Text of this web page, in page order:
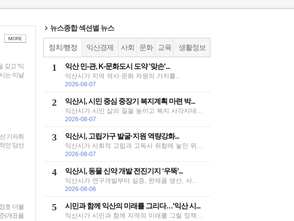
갖고 '익
는 이날
기자회
인 당선
호 더불
(개표율
뉴스종합 섹션별 뉴스
정치/행정 익산경제 사회 문화 교육 생활정보
1 익산 민-관, K-문화도시 도약 '맞손'...
익산시가 지역 역사·문화 자원의 가치를...
2026-08-07
2 익산시, 시민 중심 중장기 복지계획 마련 박...
익산시가 시민 삶의 질을 높이고 복지 사각지대...
2026-08-07
3 익산시, 고립가구 발굴·지원 역량강화...
익산시가 사회적 고립과 고독사 위험에 놓인 위...
2026-08-07
4 익산시, 동물 신약 개발 전진기지 ‘우뚝’...
익산시가 연구개발부터 실증, 완제품 생산, 사...
2026-08-06
5 시민과 함께 익산의 미래를 그리다…'익산 시...
익산시가 시민과 함께 지역의 미래를 그릴 정책...